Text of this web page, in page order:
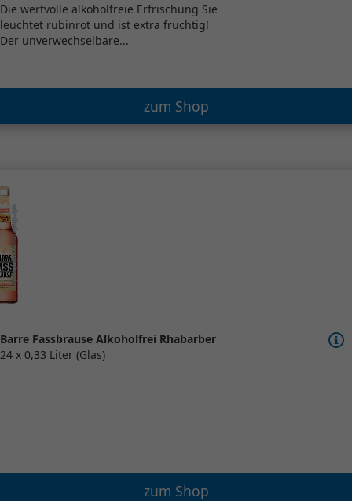
Die wertvolle alkoholfreie Erfrischung Sie
leuchtet rubinrot und ist extra fruchtig!
Der unverwechselbare...
zum Shop
Barre Fassbrause Alkoholfrei Rhabarber
24 x 0,33 Liter (Glas)
zum Shop